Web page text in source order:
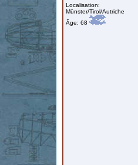
Localisation:
Münster/Tirol/Autriche
Âge: 68